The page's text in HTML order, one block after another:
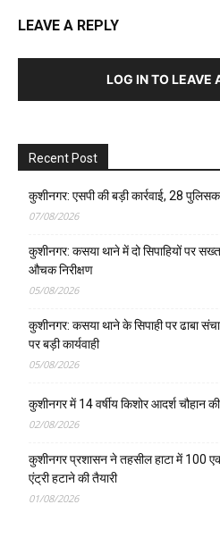
LEAVE A REPLY
LOG IN TO LEAVE
Recent Post
कुशीनगर: एसपी की बड़ी कार्रवाई, 28
07/08/2026
कुशीनगर: कसया थाने में दो सिपाहियों पर
औचक निरीक्षण
05/08/2026
कुशीनगर: कसया थाने के सिपाही पर ढाबा
पर बड़ी कार्यवाही
05/08/2026
कुशीनगर में 14 वर्षीय किशोर आदर्श चौहान
02/08/2026
कुशीनगर प्रशासन ने तहसील हाटा में 100
एंट्री हटाने की तैयारी
01/08/2026